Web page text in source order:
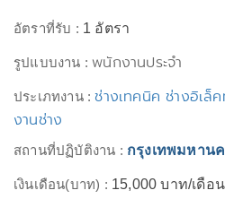
อัตราที่รับ : 1 อัตรา
รูปแบบงาน :พนักงานประจำ
ประเภทงาน :ช่างเทคนิค ช่างอิเล็
งานช่าง
สถานที่ปฏิบัติงาน : กรุงเทพมหาน
เงินเดือน(บาท) : 15,000 บาท/เดือ